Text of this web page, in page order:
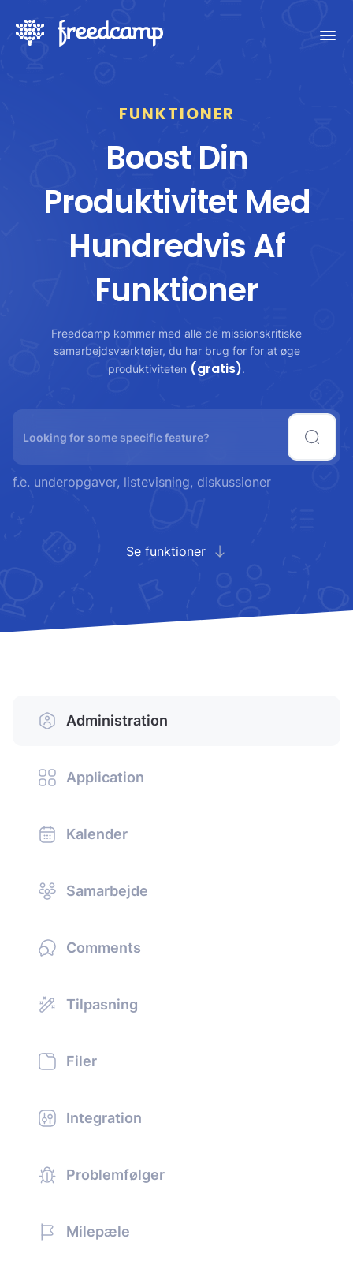
FUNKTIONER
Boost Din
Produktivitet Med
Hundredvis Af
Funktioner
Freedcamp kommer med alle de missionskritiske
samarbejdsværktøjer, du har brug for for at øge
produktiviteten (gratis).
f.e. underopgaver, listevisning, diskussioner
Se funktioner
Administration
Application
Kalender
Samarbejde
Comments
Tilpasning
Filer
Integration
Problemfølger
Milepæle